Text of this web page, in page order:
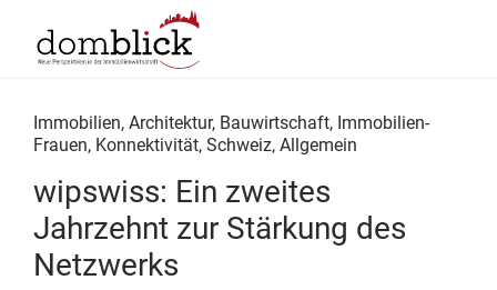
Immobilien, Architektur, Bauwirtschaft, Immobilien-
Frauen, Konnektivität, Schweiz, Allgemein
wipswiss: Ein zweites
Jahrzehnt zur Stärkung des
Netzwerks